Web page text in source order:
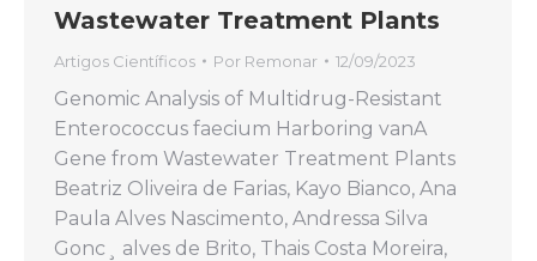
Wastewater Treatment Plants
Artigos Científicos Por Remonar 12/09/2023
Genomic Analysis of Multidrug-Resistant
Enterococcus faecium Harboring vanA
Gene from Wastewater Treatment Plants
Beatriz Oliveira de Farias, Kayo Bianco, Ana
Paula Alves Nascimento, Andressa Silva
Gonc¸ alves de Brito, Thais Costa Moreira,